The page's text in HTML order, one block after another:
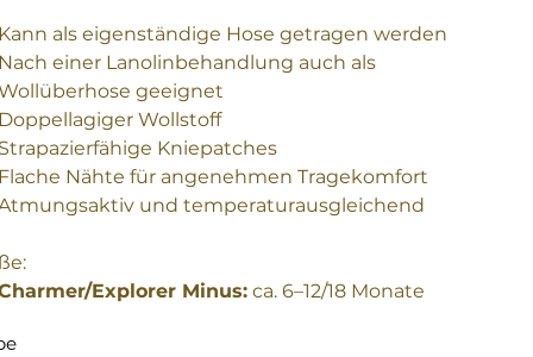
Kann als eigenständige Hose getragen werden
Nach einer Lanolinbehandlung auch als
geeignet
Doppellagiger Wollstoff
Strapazierfähige Kniepatches
Flache Nähte für angenehmen Tragekomfort
und temperaturausgleichend
Explorer Minus: ca. 6–12/18 Monate